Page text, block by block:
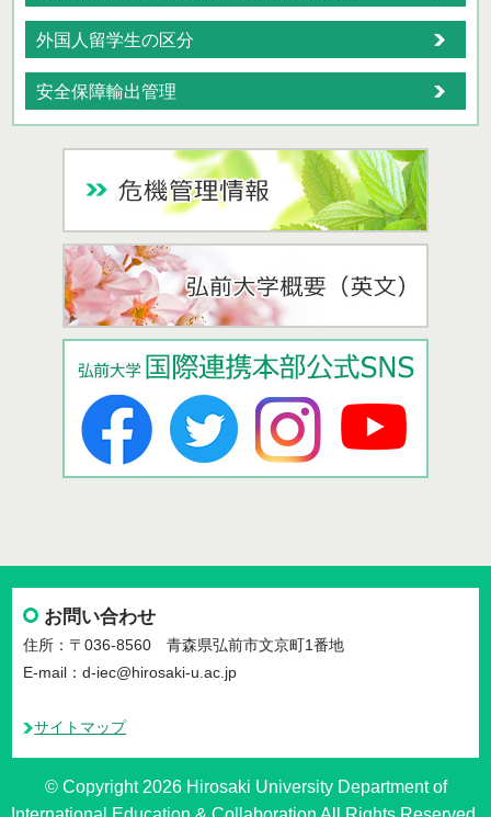
外国人留学生の区分
安全保障輸出管理
お問い合わせ
住所：〒036-8560 青森県弘前市文京町1番地
E-mail：d-iec@hirosaki-u.ac.jp
サイトマップ
© Copyright 2026 Hirosaki University Department of